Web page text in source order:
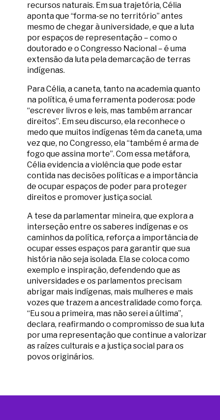
recursos naturais. Em sua trajetória, Célia
aponta que “forma-se no território” antes
mesmo de chegar à universidade, e que a luta
por espaços de representação – como o
doutorado e o Congresso Nacional – é uma
extensão da luta pela demarcação de terras
indígenas.
Para Célia, a caneta, tanto na academia quanto
na política, é uma ferramenta poderosa: pode
“escrever livros e leis, mas também arrancar
direitos”. Em seu discurso, ela reconhece o
medo que muitos indígenas têm da caneta, uma
vez que, no Congresso, ela “também é arma de
fogo que assina morte”. Com essa metáfora,
Célia evidencia a violência que pode estar
contida nas decisões políticas e a importância
de ocupar espaços de poder para proteger
direitos e promover justiça social.
A tese da parlamentar mineira, que explora a
interseção entre os saberes indígenas e os
caminhos da política, reforça a importância de
ocupar esses espaços para garantir que sua
história não seja isolada. Ela se coloca como
exemplo e inspiração, defendendo que as
universidades e os parlamentos precisam
abrigar mais indígenas, mais mulheres e mais
vozes que trazem a ancestralidade como força.
“Eu sou a primeira, mas não serei a última”,
declara, reafirmando o compromisso de sua luta
por uma representação que continue a valorizar
as raízes culturais e a justiça social para os
povos originários.